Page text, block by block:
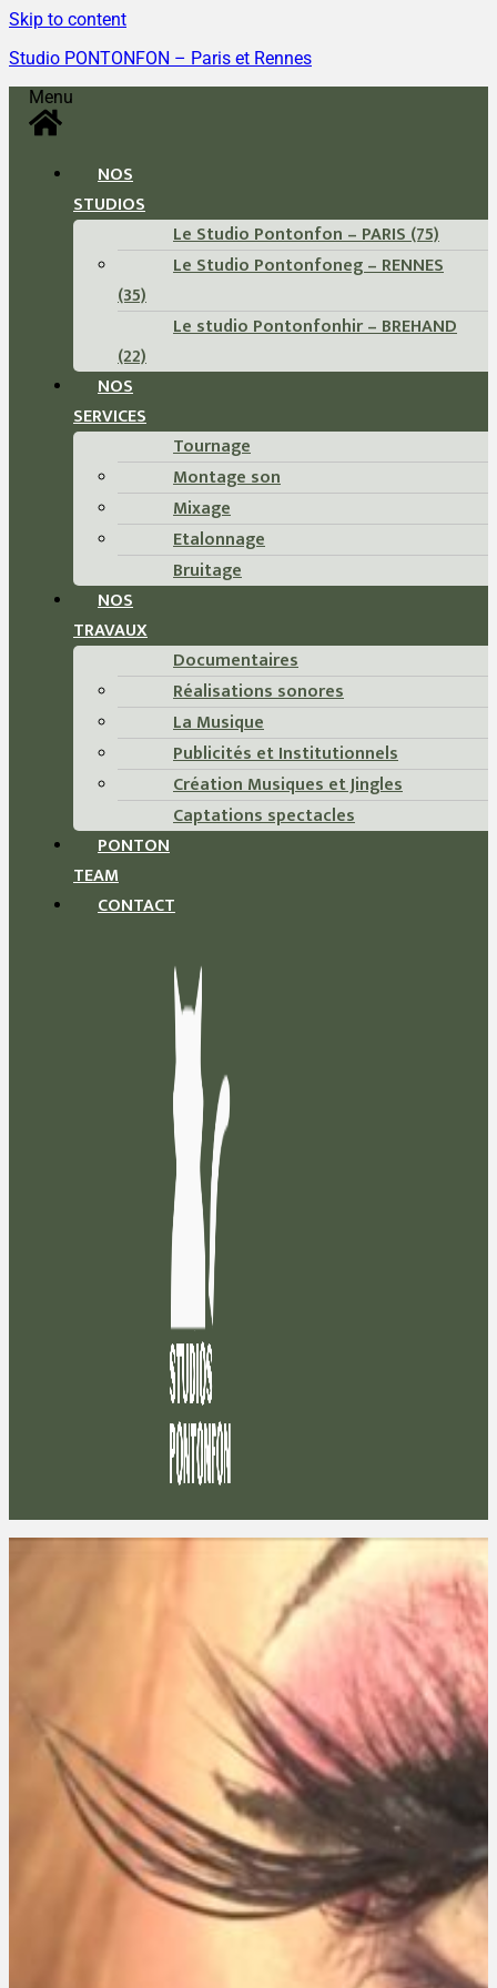
Skip to content
Studio PONTONFON – Paris et Rennes
Menu
NOS
STUDIOS
Le Studio Pontonfon – PARIS (75)
Le Studio Pontonfoneg – RENNES
(35)
Le studio Pontonfonhir – BREHAND
(22)
NOS
SERVICES
Tournage
Montage son
Mixage
Etalonnage
Bruitage
NOS
TRAVAUX
Documentaires
Réalisations sonores
La Musique
Publicités et Institutionnels
Création Musiques et Jingles
Captations spectacles
PONTON
TEAM
CONTACT